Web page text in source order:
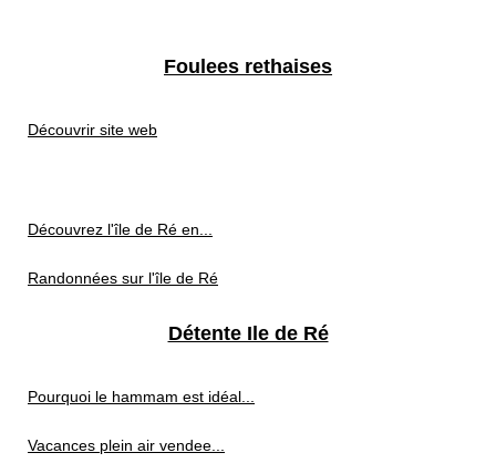
Foulees rethaises
Découvrir site web
Découvrez l'île de Ré en...
Randonnées sur l'île de Ré
Détente Ile de Ré
Pourquoi le hammam est idéal...
Vacances plein air vendee...